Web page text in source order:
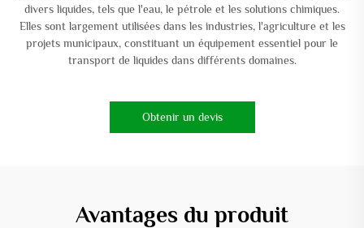
divers liquides, tels que l'eau, le pétrole et les solutions chimiques.
Elles sont largement utilisées dans les industries, l'agriculture et les
projets municipaux, constituant un équipement essentiel pour le
transport de liquides dans différents domaines.
Obtenir un devis
Avantages du produit